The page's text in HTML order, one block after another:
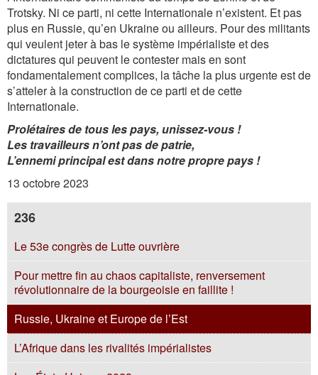
Trotsky. Ni ce parti, ni cette Internationale n’existent. Et pas
plus en Russie, qu’en Ukraine ou ailleurs. Pour des militants
qui veulent jeter à bas le système impérialiste et des
dictatures qui peuvent le contester mais en sont
fondamentalement complices, la tâche la plus urgente est de
s’atteler à la construction de ce parti et de cette
Internationale.
Prolétaires de tous les pays, unissez-vous !
Les travailleurs n’ont pas de patrie,
L’ennemi principal est dans notre propre pays !
13 octobre 2023
236
Le 53e congrès de Lutte ouvrière
Pour mettre fin au chaos capitaliste, renversement
révolutionnaire de la bourgeoisie en faillite !
Russie, Ukraine et Europe de l’Est
L’Afrique dans les rivalités impérialistes